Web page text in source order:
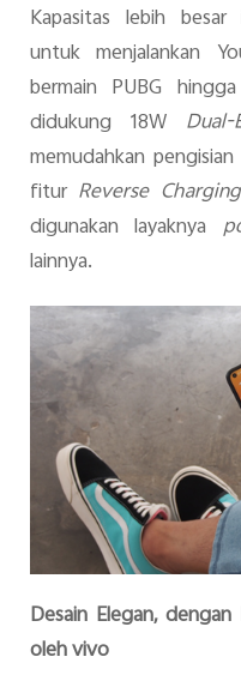
Kapasitas lebih
untuk menjalankan
bermain PUBG
didukung 18W
memudahkan
fitur Reverse Charging
digunakan layaknya
lainnya.
Desain Elegan, dengan
oleh vivo